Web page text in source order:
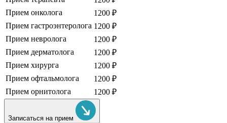
Прием онколога
1200 ₽
Прием гастроэнтеролога 1200 ₽
Прием невролога
1200 ₽
Прием дерматолога
1200 ₽
Прием хирурга
1200 ₽
Прием офтальмолога
1200 ₽
Прием орнитолога
1200 ₽
Записаться на прием